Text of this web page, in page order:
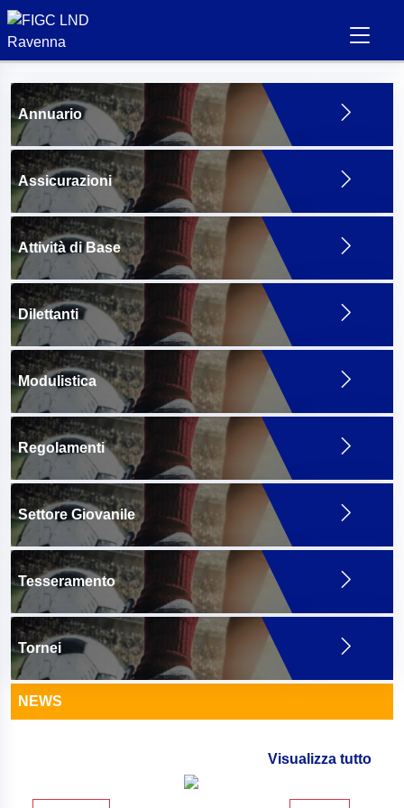
Annuario
Assicurazioni
Attività di Base
Dilettanti
Modulistica
Regolamenti
Settore Giovanile
Tesseramento
Tornei
NEWS
Visualizza tutto